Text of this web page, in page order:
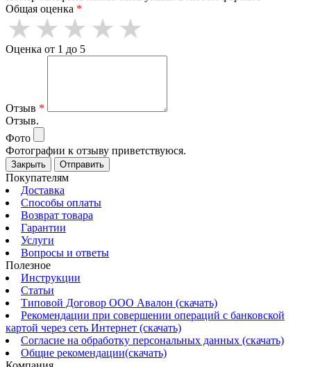
Общая оценка *
Оценка от 1 до 5
Отзыв *
Отзыв.
Фото
Фотографии к отзыву приветствуюся.
Закрыть Отправить
Покупателям
Доставка
Способы оплаты
Возврат товара
Гарантии
Услуги
Вопросы и ответы
Полезное
Инструкции
Статьи
Типовой Договор ООО Авалон (скачать)
Рекомендации при совершении операций с банковской
картой через сеть Интернет (скачать)
Согласие на обработку персональных данных (скачать)
Общие рекомендации(скачать)